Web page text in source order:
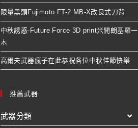
限量黑頭Fujimoto FT-2 MB-X改良式刀背
中秋誘惑-Future Force 3D print米開朗基羅一
木
高爾夫武器瘋子在此恭祝各位中秋佳節快樂
推薦武器
武器分類